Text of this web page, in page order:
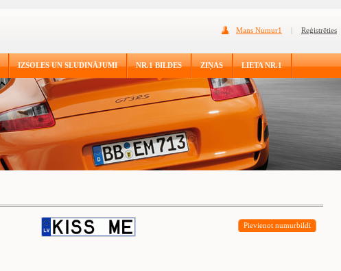
Mans Numur1 | Reģistrēties
IZSOLES UN SLUDINĀJUMI NR.1 BILDES ZIŅAS LIETA NR.1
Pievienot numurbildi